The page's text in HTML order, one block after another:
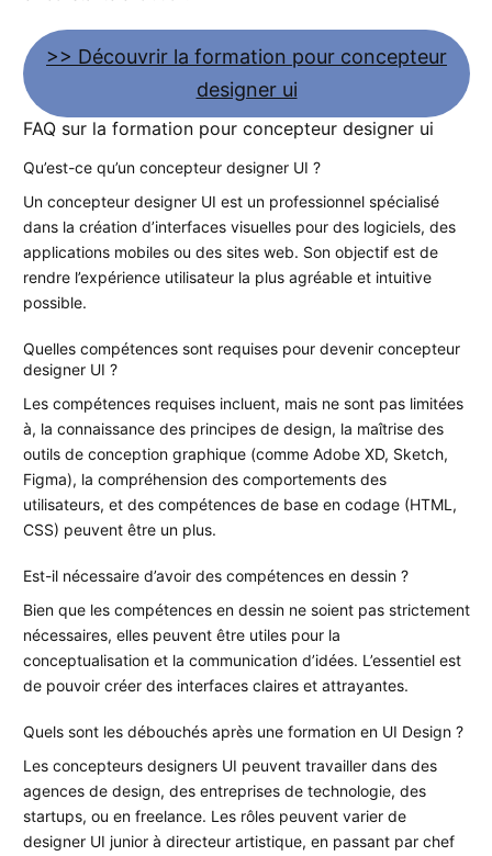
>> Découvrir la formation pour concepteur
designer ui
FAQ sur la formation pour concepteur designer ui
Qu’est-ce qu’un concepteur designer UI ?
Un concepteur designer UI est un professionnel spécialisé
dans la création d’interfaces visuelles pour des logiciels, des
applications mobiles ou des sites web. Son objectif est de
rendre l’expérience utilisateur la plus agréable et intuitive
possible.
Quelles compétences sont requises pour devenir concepteur
designer UI ?
Les compétences requises incluent, mais ne sont pas limitées
à, la connaissance des principes de design, la maîtrise des
outils de conception graphique (comme Adobe XD, Sketch,
Figma), la compréhension des comportements des
utilisateurs, et des compétences de base en codage (HTML,
CSS) peuvent être un plus.
Est-il nécessaire d’avoir des compétences en dessin ?
Bien que les compétences en dessin ne soient pas strictement
nécessaires, elles peuvent être utiles pour la
conceptualisation et la communication d’idées. L’essentiel est
de pouvoir créer des interfaces claires et attrayantes.
Quels sont les débouchés après une formation en UI Design ?
Les concepteurs designers UI peuvent travailler dans des
agences de design, des entreprises de technologie, des
startups, ou en freelance. Les rôles peuvent varier de
designer UI junior à directeur artistique, en passant par chef